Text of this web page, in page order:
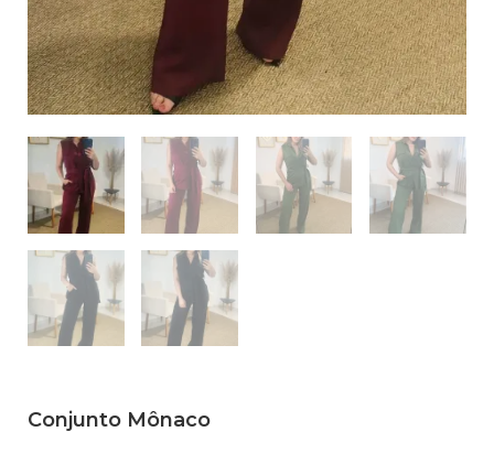
Conjunto Mônaco